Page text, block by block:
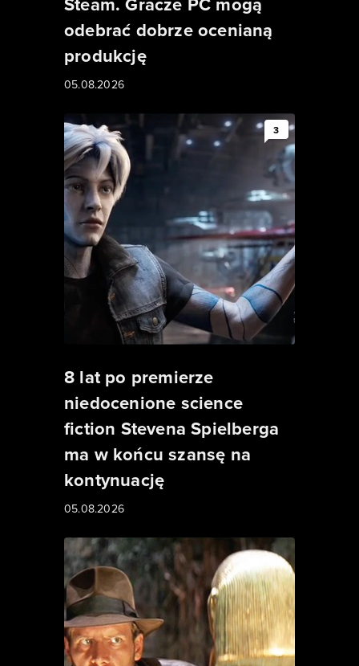
odebrać dobrze ocenianą
produkcję
05.08.2026
3
8 lat po premierze
niedocenione science
fiction Stevena Spielberga
ma w końcu szansę na
kontynuację
05.08.2026